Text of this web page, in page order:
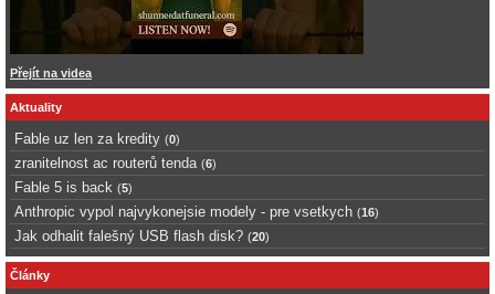
Přejít na videa
Aktuality
Fable uz len za kredity (0)
zranitelnost ac routerů tenda (6)
Fable 5 is back (5)
Anthropic vypol najvykonejsie modely - pre vsetkych (16)
Jak odhalit falešný USB flash disk? (20)
Články